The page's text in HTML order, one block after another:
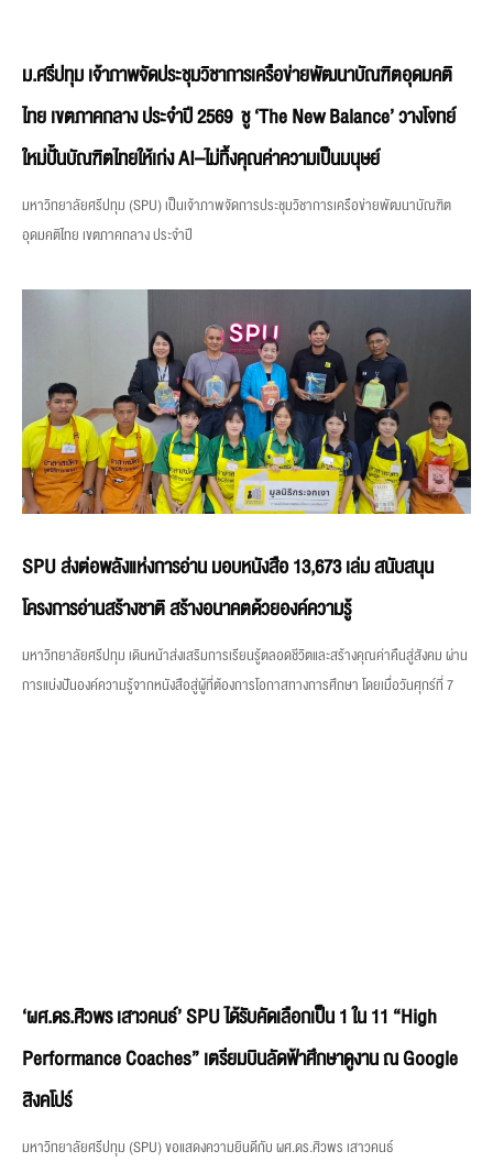
ม.ศรีปทุม เจ้าภาพจัดประชุมวิชาการเครือข่ายพัฒนาบัณฑิตอุดมคติ
ไทย เขตภาคกลาง ประจำปี 2569 ชู ‘The New Balance’ วางโจทย์
ใหม่ปั้นบัณฑิตไทยให้เก่ง AI–ไม่ทิ้งคุณค่าความเป็นมนุษย์
มหาวิทยาลัยศรีปทุม (SPU) เป็นเจ้าภาพจัดการประชุมวิชาการเครือข่ายพัฒนาบัณฑิต
อุดมคติไทย เขตภาคกลาง ประจำปี
SPU ส่งต่อพลังแห่งการอ่าน มอบหนังสือ 13,673 เล่ม สนับสนุน
โครงการอ่านสร้างชาติ สร้างอนาคตด้วยองค์ความรู้
มหาวิทยาลัยศรีปทุม เดินหน้าส่งเสริมการเรียนรู้ตลอดชีวิตและสร้างคุณค่าคืนสู่สังคม ผ่าน
การแบ่งปันองค์ความรู้จากหนังสือสู่ผู้ที่ต้องการโอกาสทางการศึกษา โดยเมื่อวันศุกร์ที่ 7
‘ผศ.ดร.ศิวพร เสาวคนธ์’ SPU ได้รับคัดเลือกเป็น 1 ใน 11 “High
Performance Coaches” เตรียมบินลัดฟ้าศึกษาดูงาน ณ Google
สิงคโปร์
มหาวิทยาลัยศรีปทุม (SPU) ขอแสดงความยินดีกับ ผศ.ดร.ศิวพร เสาวคนธ์